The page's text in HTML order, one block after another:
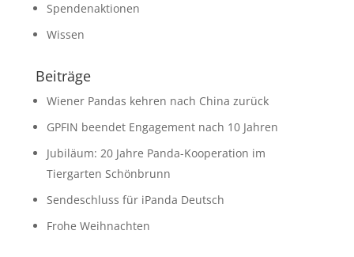
Spendenaktionen
Wissen
Beiträge
Wiener Pandas kehren nach China zurück
GPFIN beendet Engagement nach 10 Jahren
Jubiläum: 20 Jahre Panda-Kooperation im
Tiergarten Schönbrunn
Sendeschluss für iPanda Deutsch
Frohe Weihnachten